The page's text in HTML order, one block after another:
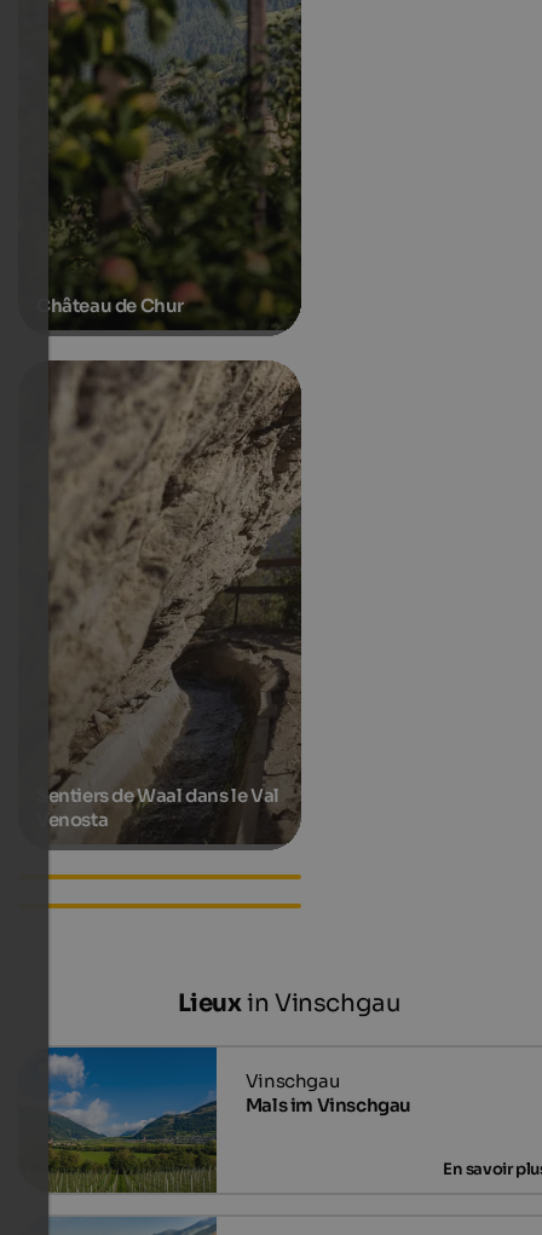
Château de Chur
Sentiers de Waal dans le Val
Venosta
Jeux de chevaliers du Tyrol
du Sud
Schluderns
Lieuxin Vinschgau
Mals im Vinschgau